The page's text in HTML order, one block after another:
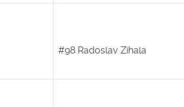
#98 Radoslav Zihala